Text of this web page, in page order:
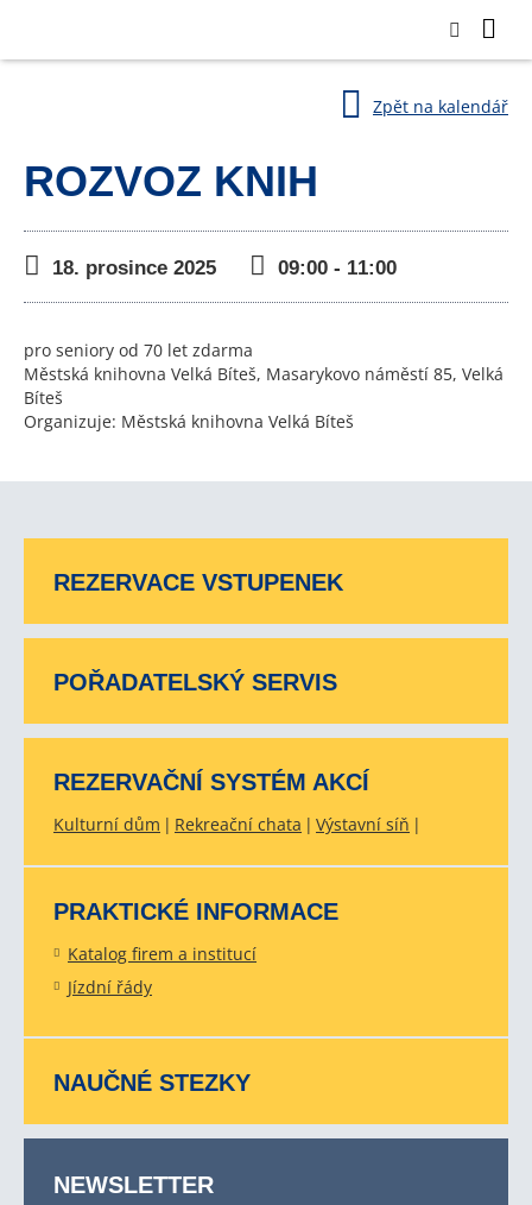
Zpět na kalendář
ROZVOZ KNIH
18. prosince 2025 09:00 - 11:00
pro seniory od 70 let zdarma
Městská knihovna Velká Bíteš, Masarykovo náměstí 85, Velká
Bíteš
Organizuje: Městská knihovna Velká Bíteš
REZERVACE VSTUPENEK
POŘADATELSKÝ SERVIS
REZERVAČNÍ SYSTÉM AKCÍ
Kulturní dům Rekreační chata Výstavní síň
PRAKTICKÉ INFORMACE
Katalog firem a institucí
Jízdní řády
NAUČNÉ STEZKY
NEWSLETTER